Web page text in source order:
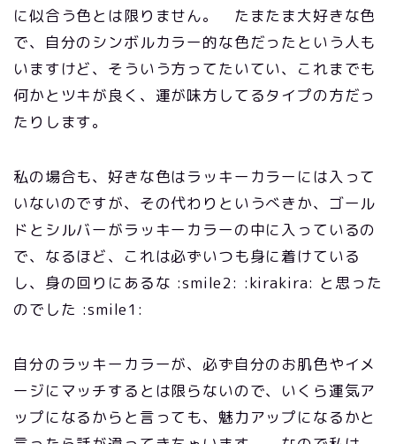
に似合う色とは限りません。 たまたま大好きな色
で、自分のシンボルカラー的な色だったという人も
いますけど、そういう方ってたいてい、これまでも
何かとツキが良く、運が味方してるタイプの方だっ
たりします。
私の場合も、好きな色はラッキーカラーには入って
いないのですが、その代わりというべきか、ゴール
ドとシルバーがラッキーカラーの中に入っているの
で、なるほど、これは必ずいつも身に着けている
し、身の回りにあるな :smile2: :kirakira: と思った
のでした :smile1:
自分のラッキーカラーが、必ず自分のお肌色やイメ
ージにマッチするとは限らないので、いくら運気ア
ップになるからと言っても、魅力アップになるかと